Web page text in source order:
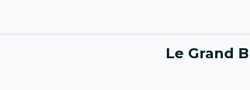
Le Grand